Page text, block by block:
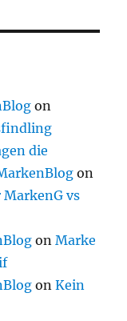
on
die
on
MarkenG vs
onMarke
onKein